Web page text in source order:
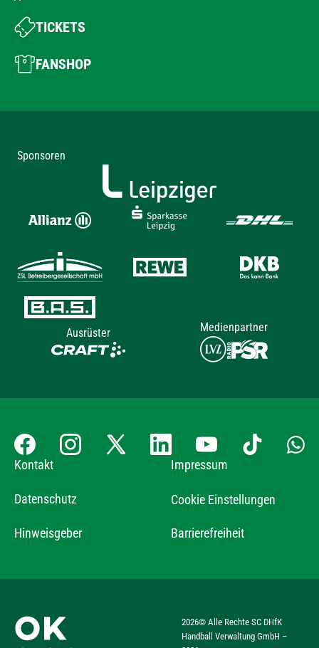
TICKETS
FANSHOP
Sponsoren
Ausrüster Medienpartner
Kontakt Impressum
Datenschutz Cookie Einstellungen
Hinweisgeber Barrierefreiheit
2026© Alle Rechte SC DHfK
Handball Verwaltung GmbH –